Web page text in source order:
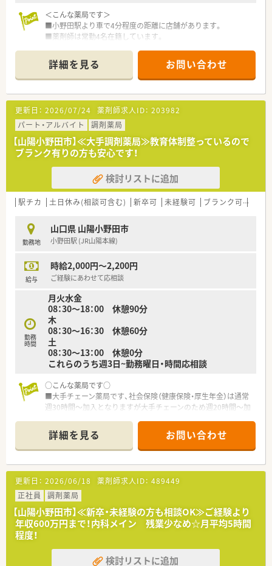
＜こんな薬局です＞
■小野田駅より車で4分程度の距離に店舗があります。
■薬剤師は常勤4名在籍しています。
＜業務内容＞
■近隣の診療所より内科や胃腸科などをメインに処方応需して
います。
■処方箋枚数は約60～65枚/日です。
＜研修制度＞
■現場の先輩薬剤師より指導を受けて頂きます。
＜法人特徴＞
■山口県宇部市に3店舗展開しております。
■民医連（全日本民主医療機関連合会）に加盟しています。
■全店舗統一の機材を導入しており、電子薬歴（グーコ）、散剤分
包機（ユヤマ）、全自動分包機（トーショー）ミスゼロ子がございま
すのでヒューマンエラーを防ぎながら、患者様との対人業務に専
の間違いがないよう手元にカメラが映るようにしておりますの
で薬剤師・事務員ともに安心して就業して頂けます。
■配食サービスが店舗に来られますのでお弁当が必要な方は事
■会社全体として平均残業時間は10時間/月程度、年間休日110
～111日、有給休暇消化日数は平均9日、平均年齢45歳です。
方もいらっしゃいます。
■地域支援体制加算も取得しており、ジェネリック比率も90％
を超えております。
＜こんな方にもおすすめ＞
■地域に根付いた薬局で地域医療に貢献したい方
■オンとオフ切り替えてメリハリつけて勤務したい方
詳細を見る お問い合わせ
更新日： 2026/07/24 薬剤師求人ID： 203982
パート・アルバイト
調剤薬局
【山陽小野田市】≪大手調剤薬局≫教育体制整っているので
ブランク有りの方も安心です！
検討リストに追加
駅チカ 土日休み(相談可含む) 新卒可 未経験可 ブランク可
勤務地
山口県 山陽小野田市
小野田駅 (JR山陽本線)
給与
時給2,000円～2,200円
ご経験にあわせて応相談
勤務
時間
月火水金
08：30～18：00 休憩90分
木
08：30～16：30 休憩60分
土
08：30～13：00 休憩0分
これらのうち週3日~勤務曜日・時間応相談
○こんな薬局です○
■大手チェーン薬局です、社会保険（健康保険・厚生年金）は通常
週30時間～加入となりますが大手チェーンのため週20時間～加
■教育体制整っています
■近隣クリニックメイン応需
■在宅は近隣施設がメインとなります
■常勤2名のヘルプパート募集です
■電子薬歴完備
■車通勤OK、最寄駅からも徒歩圏内です
○こんな方にオススメです○
■大手チェーン薬局で働きたい方
■パート薬剤師として久しぶりに働きたい方
詳細を見る お問い合わせ
更新日： 2026/06/18 薬剤師求人ID： 489449
正社員
調剤薬局
【山陽小野田市】≪新卒・未経験の方も相談OK≫ご経験より
年収600万円まで！内科メイン 残業少なめ☆月平均5時間
程度！
検討リストに追加